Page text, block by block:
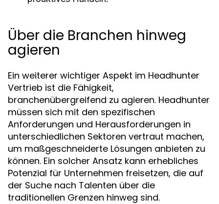
Über die Branchen hinweg
agieren
Ein weiterer wichtiger Aspekt im Headhunter
Vertrieb ist die Fähigkeit,
branchenübergreifend zu agieren. Headhunter
müssen sich mit den spezifischen
Anforderungen und Herausforderungen in
unterschiedlichen Sektoren vertraut machen,
um maßgeschneiderte Lösungen anbieten zu
können. Ein solcher Ansatz kann erhebliches
Potenzial für Unternehmen freisetzen, die auf
der Suche nach Talenten über die
traditionellen Grenzen hinweg sind.